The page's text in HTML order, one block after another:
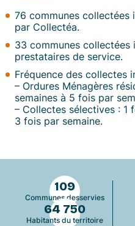
76 communes collectées
par Collectéa.
33 communes
prestataires de service.
Fréquence des collectes
– Ordures Ménagères
semaines à 5 fois par
– Collectes sélectives : 1
3 fois par semaine.
109
Communes desservies
64 750
Habitants du territoire